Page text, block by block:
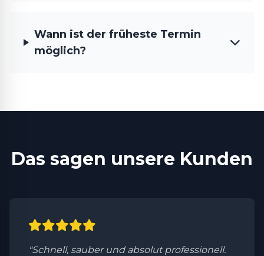
Wann ist der früheste Termin
möglich?
Das sagen unsere Kunden
"Schnell, sauber und absolut professionell.